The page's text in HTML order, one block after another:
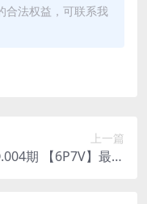
合法权益，可联系我
上一篇